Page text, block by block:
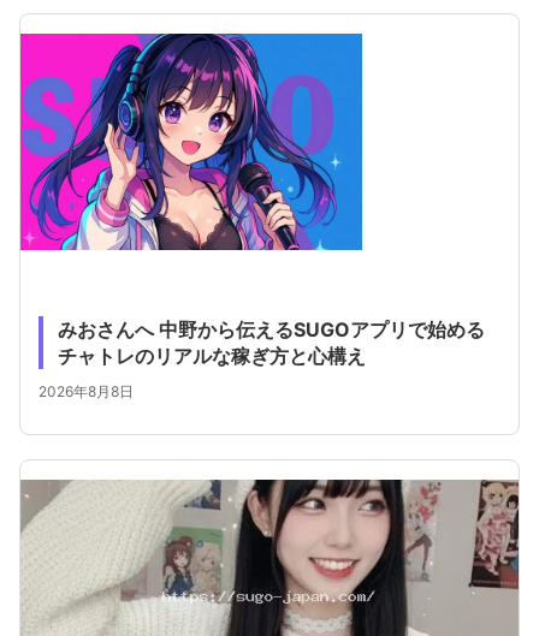
みおさんへ 中野から伝えるSUGOアプリで始める
チャトレのリアルな稼ぎ方と心構え
2026年8月8日